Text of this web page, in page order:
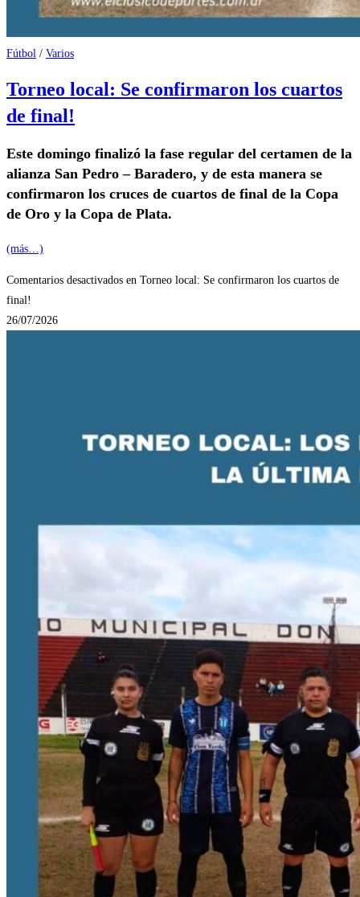
Fútbol / Varios
Torneo local: Se confirmaron los cuartos
de final!
Este domingo finalizó la fase regular del certamen de la
alianza San Pedro – Baradero, y de esta manera se
confirmaron los cruces de cuartos de final de la Copa
de Oro y la Copa de Plata.
(más…)
Comentarios desactivados en Torneo local: Se confirmaron los cuartos de
final!
26/07/2026